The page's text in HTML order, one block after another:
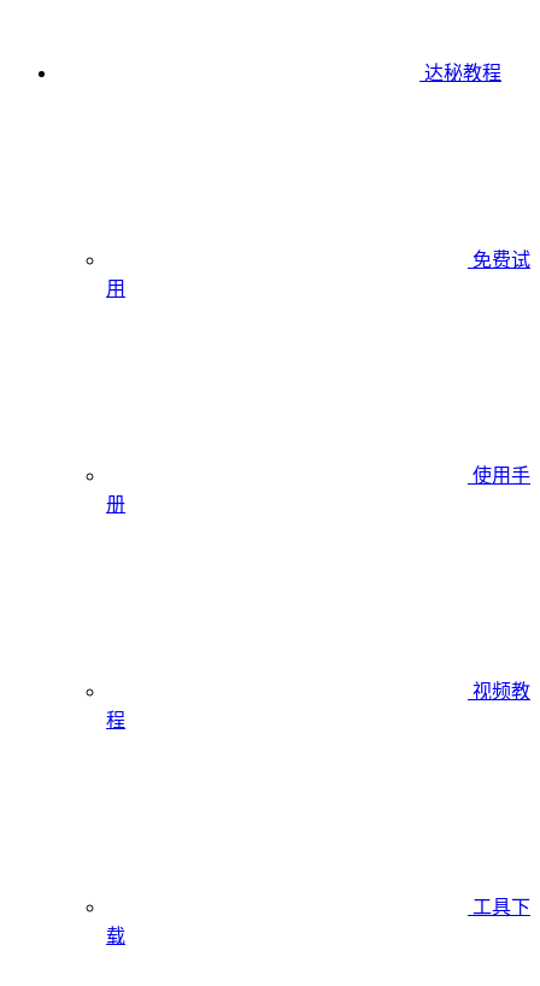
达秘教程
免费试
用
使用手
册
视频教
程
工具下
载